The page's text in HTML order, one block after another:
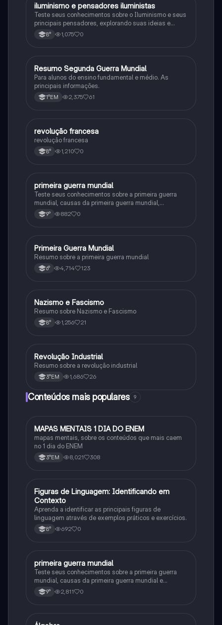
História
iluminismo e pensadores iluministas
Teste seus conhecimentos sobre o Iluminismo e seus
principais pensadores, explorando suas ideias e
impacto histórico.
8° 1,075 0
História
Resumo Segunda Guerra Mundial
Para alunos do ensino fundamental e médio. As
principais informações.
1°EM 2,375 61
História
revolução francesa
revolução francesa
8° 1,210 0
História
primeira guerra mundial
Teste seus conhecimentos sobre a primeira guerra
mundial, causas da primeira guerra mundial,
consequências da Primeira Guerra Mundial,fases da
primeira guerra mundial
9° 882 0
História
Primeira Guerra Mundial
Resumo sobre a primeira guerra mundial
6° 4,714 123
História
Nazismo e Fascismo
Resumo sobre Nazismo e Fascismo
8° 1,256 21
História
Revolução Industrial
Resumo sobre a revolução industrial
3°EM 1,686 26
Conteúdos mais populares 9
Português
MAPAS MENTAIS 1 DIA DO ENEM
mapas mentais, sobre os conteúdos que mais caem
no 1 dia do ENEM
3°EM 8,021 308
FPortuguês
Figuras de Linguagem: Identificando em
Contexto
Aprenda a identificar as principais figuras de
linguagem através de exemplos práticos e exercícios.
8° 692 0
História
primeira guerra mundial
Teste seus conhecimentos sobre a primeira guerra
mundial, causas da primeira guerra mundial e
consequências da Primeira Guerra Mundial, fases da
primeira guerra mundial
9° 2,811 0